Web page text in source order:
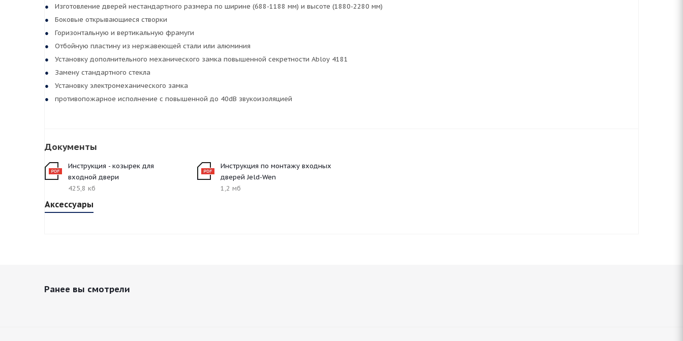
Изготовление дверей нестандартного размера по ширине (688-1188 мм) и высоте (1880-2280 мм)
Боковые открывающиеся створки
Горизонтальную и вертикальную фрамуги
Отбойную пластину из нержавеющей стали или алюминия
Установку дополнительного механического замка повышенной секретности Abloy 4181
Замену стандартного стекла
Установку электромеханического замка
противопожарное исполнение с повышенной до 40dB звукоизоляцией
Документы
Инструкция - козырек для
входной двери
425,8 кб
Инструкция по монтажу входных
дверей Jeld-Wen
1,2 мб
Аксессуары
Ранее вы смотрели